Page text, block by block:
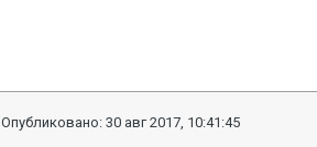
Опубликовано:30 авг 2017, 10:41:45